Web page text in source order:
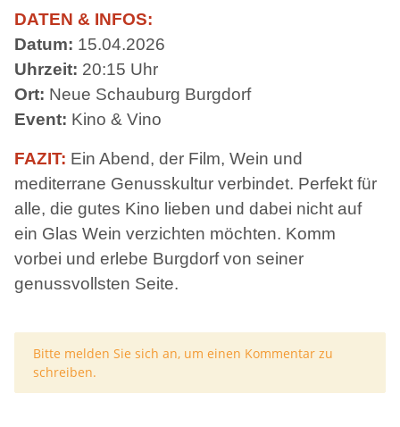
DATEN & INFOS:
Datum: 15.04.2026
Uhrzeit: 20:15 Uhr
Ort: Neue Schauburg Burgdorf
Event: Kino & Vino
FAZIT: Ein Abend, der Film, Wein und
mediterrane Genusskultur verbindet. Perfekt für
alle, die gutes Kino lieben und dabei nicht auf
ein Glas Wein verzichten möchten. Komm
vorbei und erlebe Burgdorf von seiner
genussvollsten Seite.
x
Bitte melden Sie sich an, um einen Kommentar zu
schreiben.